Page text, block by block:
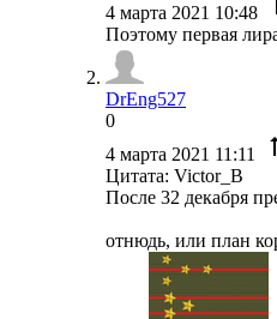
4 марта 2021 10:48
Поэтому первая
DrEng527
0
4 марта 2021 11:11
Цитата: Victor_B
После 32 декабря
отнюдь, или план